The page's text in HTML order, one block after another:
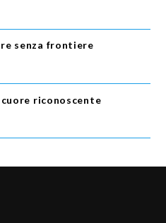
senza frontiere
riconoscente